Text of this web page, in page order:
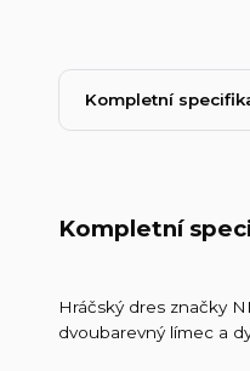
Kompletní
Kompletní
Hráčský dres značky
dvoubarevný límec a